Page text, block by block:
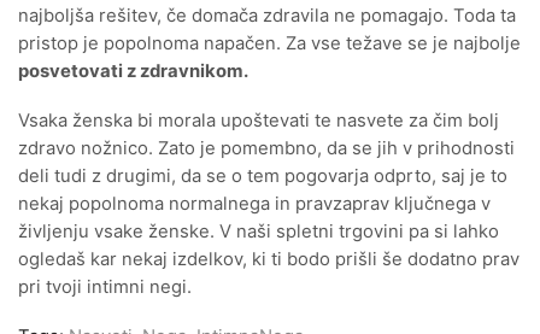
najboljša rešitev, če domača zdravila ne pomagajo. Toda ta
pristop je popolnoma napačen. Za vse težave se je najbolje
posvetovati z zdravnikom.
Vsaka ženska bi morala upoštevati te nasvete za čim bolj
zdravo nožnico. Zato je pomembno, da se jih v prihodnosti
deli tudi z drugimi, da se o tem pogovarja odprto, saj je to
nekaj popolnoma normalnega in pravzaprav ključnega v
življenju vsake ženske. V naši spletni trgovini pa si lahko
ogledaš kar nekaj izdelkov, ki ti bodo prišli še dodatno prav
pri tvoji intimni negi.